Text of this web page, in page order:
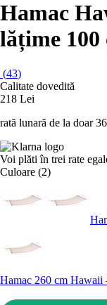
Hamac
lățime 100
(43)
Calitate dovedită
218 Lei
rată lunară de la doar
Voi plăti în trei rate
Culoare (2)
Hamac 260 cm Hawaii